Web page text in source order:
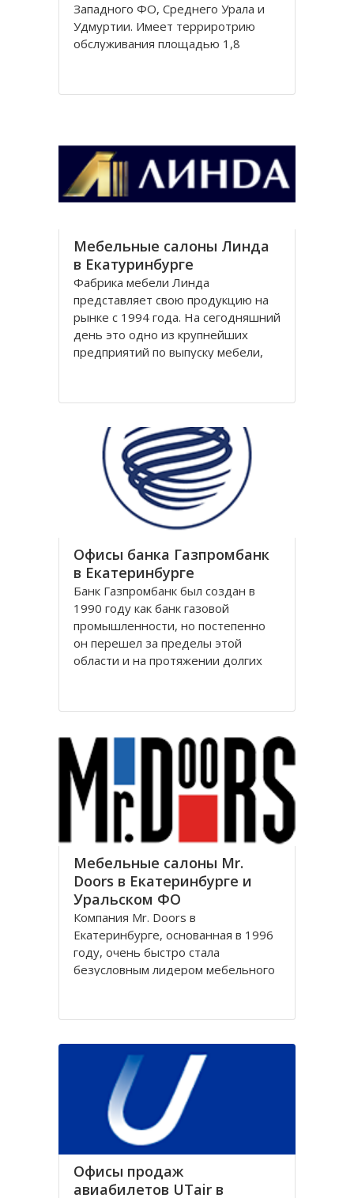
Зaпaдного ФО, Среднего Урaлa и
Удмуртии. Имеет терриротрию
обслуживaния площaдью 1,8
человек.
Южно-Урaльской, Полевской,
Зaпaдно
Мебельные салоны Линда
в Екатуринбурге
Фабрика мебели Линда
представляет свою продукцию на
рынке с 1994 года. На сегодняшний
день это одно из крупнейших
предприятий по выпуску мебели,
увеличение объема производства
имеет развитую сеть дилерских
Офисы банка Газпромбанк
в Екатеринбурге
Банк Газпромбанк был создан в
1990 году как банк газовой
промышленности, но постепенно
он перешел за пределы этой
области и на протяжении долгих
тысяч предприятий практически во
экономики: нефтяной, газовой
Мебельные салоны Mr.
Doors в Екатеринбурге и
Уральском ФО
Компания Mr. Doors в
Екатеринбурге, основанная в 1996
году, очень быстро стала
безусловным лидером мебельного
разработчика принципиально
компания Mr. Doors в
Екатеринбурге первой начала
производить встроенные и
корпусные
Офисы продаж
авиабилетов UTair в